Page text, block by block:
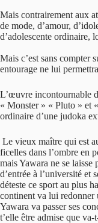
Mais contrairement aux
de mode, d’amour,
d’adolescente ordinaire,
Mais c’est sans compter
entourage ne lui
L’œuvre incontournable
« Monster » « Pluto » et
ordinaire d’une judoka
Le vieux maître qui est
ficelles dans l’ombre en
mais Yawara ne se laisse
d’entrée à l’université et
déteste ce sport au plus
continent va lui redonner
Yawara va passer ses
t’elle être admise que va-